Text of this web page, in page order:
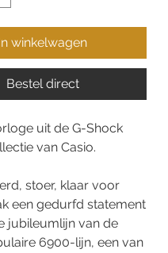
winkelwagen
Bestel direct
uit de G-Shock
van Casio.
stoer, klaar voor
een gedurfd statement
jubileumlijn van de
6900-lijn, een van